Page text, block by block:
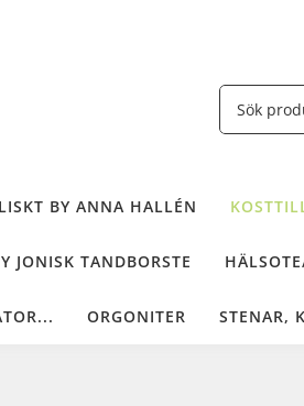
BY ANNA HALLÉN
JONISK TANDBORSTE
ORGONITER STENAR,